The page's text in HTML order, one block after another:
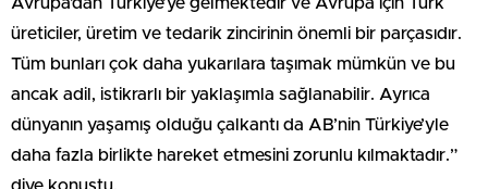
üreticiler, üretim ve tedarik zincirinin önemli bir parçasıdır.
Tüm bunları çok daha yukarılara taşımak mümkün ve bu
ancak adil, istikrarlı bir yaklaşımla sağlanabilir. Ayrıca
dünyanın yaşamış olduğu çalkantı da AB’nin Türkiye’yle
daha fazla birlikte hareket etmesini zorunlu kılmaktadır.”
diye konuştu.